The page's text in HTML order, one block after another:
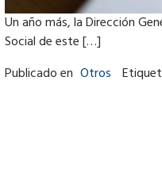
Un año más, la Dirección
Social de este […]
Publicado en Otros